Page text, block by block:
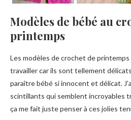
Modèles de bébé au
printemps
Les modèles de crochet de
travailler car ils sont tellement
paraître bébé si innocent et délicat.
scintillants qui semblent incroyables
ça me fait juste penser à ces jolies